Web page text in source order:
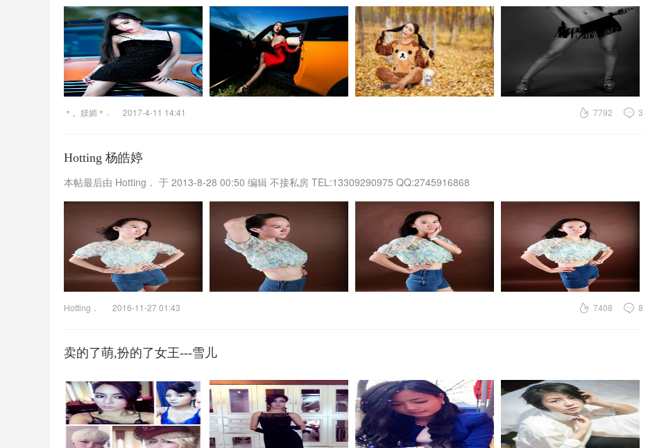
＊。媄媚＊·. 2017-4-11 14:41 7792 3
Hotting 杨皓婷
本帖最后由 Hotting． 于 2013-8-28 00:50 编辑 不接私房 TEL:13309290975 QQ:2745916868
Hotting． 2016-11-27 01:43 7408 8
卖的了萌,扮的了女王---雪儿